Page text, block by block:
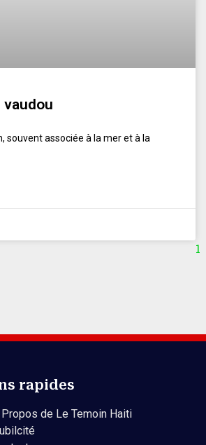
souvent associée à la mer et à la
1
rapides
de Le Temoin Haiti